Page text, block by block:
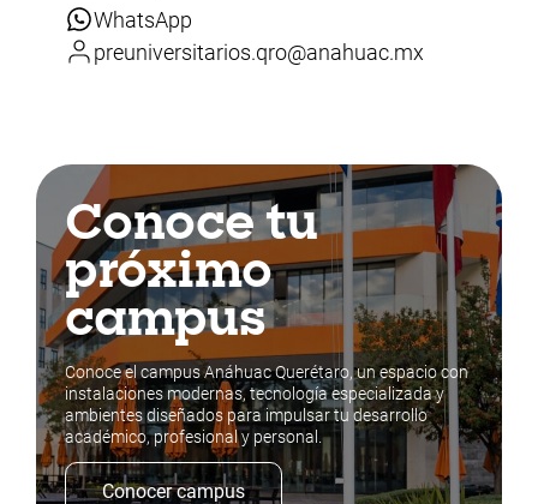
WhatsApp
preuniversitarios.qro@anahuac.mx
Conoce tu
próximo
campus
Conoce el campus Anáhuac Querétaro, un espacio con
instalaciones modernas, tecnología especializada y
ambientes diseñados para impulsar tu desarrollo
académico, profesional y personal.
Conocer campus